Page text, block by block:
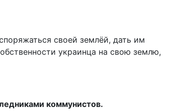
своей землёй, дать им
украинца на свою землю,
коммунистов.